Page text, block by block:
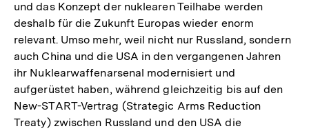
und das Konzept der nuklearen Teilhabe werden
deshalb für die Zukunft Europas wieder enorm
relevant. Umso mehr, weil nicht nur Russland, sondern
auch China und die USA in den vergangenen Jahren
ihr Nuklearwaffenarsenal modernisiert und
aufgerüstet haben, während gleichzeitig bis auf den
New-START-Vertrag (Strategic Arms Reduction
Treaty) zwischen Russland und den USA die